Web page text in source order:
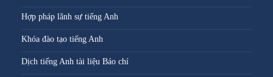
Hợp pháp lãnh sự tiếng Anh
Khóa đào tạo tiếng Anh
Dịch tiếng Anh tài liệu Báo chí